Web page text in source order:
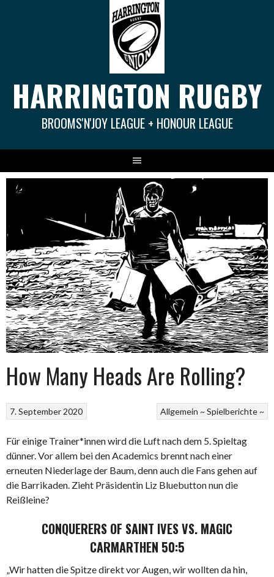
HARRINGTON RUGBY
BROOMS'N'JOY LEAGUE + HONOUR LEAGUE
How Many Heads Are Rolling?
Allgemein ~Spielberichte ~
7. September 2020
Für einige Trainer*innen wird die Luft nach dem 5. Spieltag
dünner. Vor allem bei den Academics brennt nach einer
erneuten Niederlage der Baum, denn auch die Fans gehen auf
die Barrikaden. Zieht Präsidentin Liz Bluebutton nun die
Reißleine?
CONQUERERS OF SAINT IVES VS. MAGIC
CARMARTHEN 50:5
„Wir hatten die Spitze direkt vor Augen, wir wollten da hin,